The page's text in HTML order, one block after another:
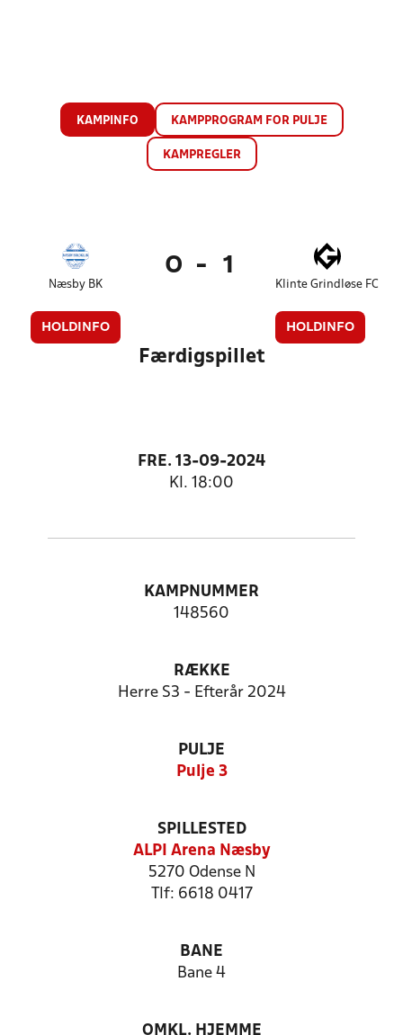
KAMPINFO KAMPPROGRAM FOR PULJE
KAMPREGLER
Næsby BK
HOLDINFO
0 - 1
Klinte Grindløse FC
HOLDINFO
Færdigspillet
FRE. 13-09-2024
Kl. 18:00
KAMPNUMMER
148560
RÆKKE
Herre S3 - Efterår 2024
PULJE
Pulje 3
SPILLESTED
ALPI Arena Næsby
5270 Odense N
Tlf: 6618 0417
BANE
Bane 4
OMKL. HJEMME